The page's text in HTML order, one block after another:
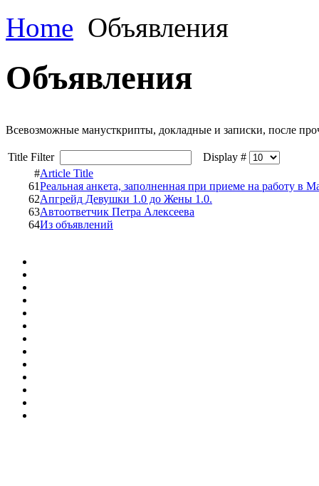
Home Объявления
Объявления
Всевозможные манусткрипты, докладные и записки, после
Title Filter
Display #
#Article Title
61Реальная анкета, заполненная при приеме на работу в
62Апгрейд Девушки 1.0 до Жены 1.0.
63Автоответчик Петра Алексеева
64Из объявлений